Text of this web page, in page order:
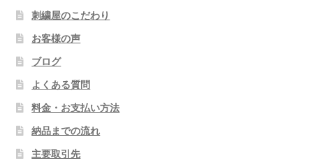
刺繍屋のこだわり
お客様の声
ブログ
よくある質問
料金・お支払い方法
納品までの流れ
主要取引先